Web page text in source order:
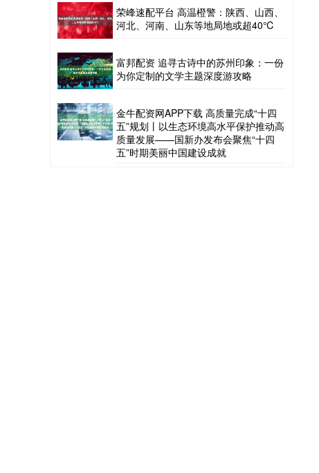
荣峰速配平台 高温橙警：陕西、山西、
河北、河南、山东等地局地或超40℃
富邦配资 追寻古诗中的苏州印象：一份
为你定制的文学主题深度游攻略
金牛配资网APP下载 高质量完成“十四
五”规划丨以生态环境高水平保护推动高
质量发展——国新办发布会聚焦“十四
五”时期美丽中国建设成就